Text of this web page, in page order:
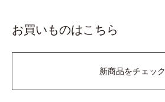
お買いものはこちら
新商品をチェック